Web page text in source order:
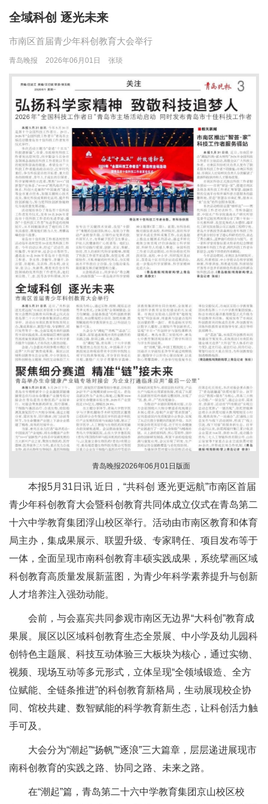
全域科创 逐光未来
市南区首届青少年科创教育大会举行
青岛晚报 2026年06月01日 张琰
青岛晚报2026年06月01日版面
本报5月31日讯 近日，“共科创 逐光更远航”市南区首届
青少年科创教育大会暨科创教育共同体成立仪式在青岛第二
十六中学教育集团浮山校区举行。活动由市南区教育和体育
局主办，集成果展示、联盟升级、专家聘任、项目发布等于
一体，全面呈现市南科创教育丰硕实践成果，系统擘画区域
科创教育高质量发展新蓝图，为青少年科学素养提升与创新
人才培养注入强劲动能。
会前，与会嘉宾共同参观市南区无边界“大科创”教育成
果展。展区以区域科创教育生态全景展、中小学及幼儿园科
创特色主题展、科技互动体验三大板块为核心，通过实物、
视频、现场互动等多元形式，立体呈现“全领域锻造、全方
位赋能、全链条推进”的科创教育新格局，生动展现校企协
同、馆校共建、数智赋能的科学教育新生态，让科创活力触
手可及。
大会分为“潮起”“扬帆”“逐浪”三大篇章，层层递进展现市
南科创教育的实践之路、协同之路、未来之路。
在“潮起”篇，青岛第二十六中学教育集团京山校区校